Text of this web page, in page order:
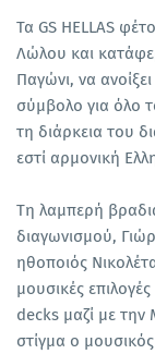
Τα GS HELLAS
Λώλου και
Παγώνι, να
σύμβολο για όλο
τη διάρκεια του
εστί αρμονική
Τη λαμπερή
διαγωνισμού,
ηθοποιός
μουσικές
decks μαζί με
στίγμα ο